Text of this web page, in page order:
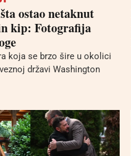
ostao netaknut
kip: Fotografija
koja se brzo šire u okolici
državi Washington